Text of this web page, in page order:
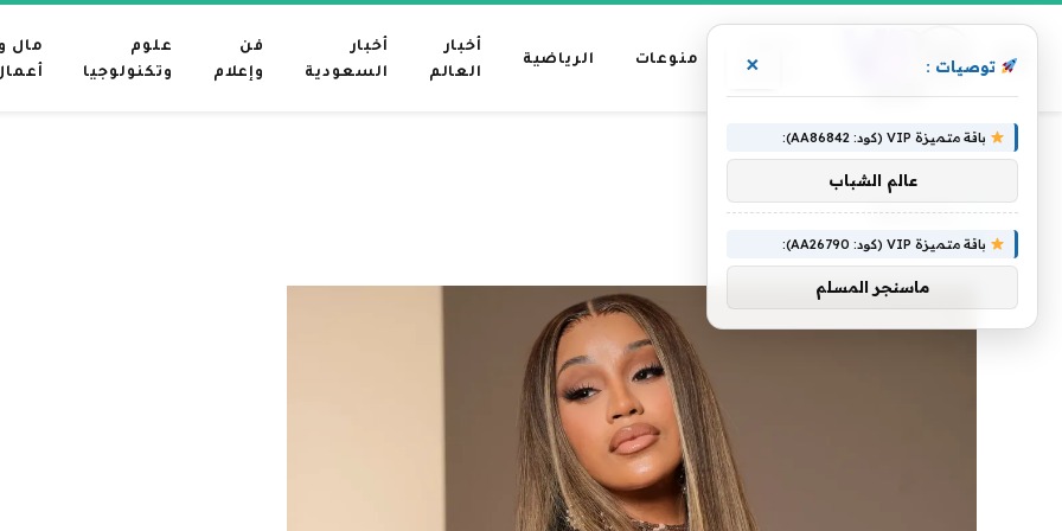
رئيسية
منوعات الرياضية
أخبار
العالم
أخبار
السعودية
فن
وإعلام
علوم
وتكنولوجيا
مال و
الرئيسية » يناسبها
يناسبها
توصيات : ×
باقة متميزة VIP (كود: AA86842):
عالم الشباب
باقة متميزة VIP (كود: AA26790):
ماسنجر المسلم